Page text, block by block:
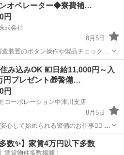
オペレーター◆寮費補…
円
式会社
8月5日
造装置のボタン操作や製品チェックを
◎カンタン機械操作中心🎵 🚩寮完備
み込みOK 💴日給11,000円～入
円プレゼント🎁警備…
円
コーポレーション中津川支店
8月5日
心して始められる警備のお仕事👮‍♂️ 🌸
浪・土岐・多治見）で大募集‼ 🎊今
未経験
数✨】家賃4万円以下多数
賃貸物件多数掲載！